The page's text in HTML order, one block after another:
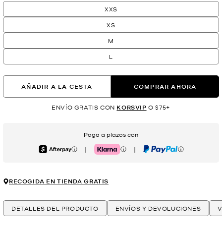
XXS
XS
M
L
AÑADIR A LA CESTA COMPRAR AHORA
ENVÍO GRATIS CON KORSVIP O $75+
Paga a plazos con
Afterpay | Klarna | PayPal
RECOGIDA EN TIENDA GRATIS
DETALLES DEL PRODUCTO ENVÍOS Y DEVOLUCIONES